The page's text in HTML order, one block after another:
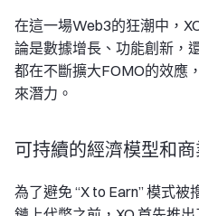
在這一場Web3的狂潮中，
論是數據增長、功能創新，
都在不斷擴大FOMO的效應
來潛力。
可持續的經濟模型和
為了避免 “X to Earn” 模式